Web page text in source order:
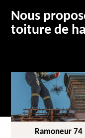
Nous
toiture de
Ramoneur 74